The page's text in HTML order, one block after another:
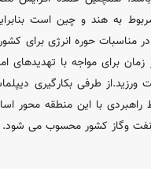
مربوط به هند و چین است
مناسبات حوره انرژی برای
برای مواجه با تهدیدهای
ورزید.از طرفی بکارگیری
راهبردی با این منطقه محور
نفت وگاز کشور محسوب می شود.